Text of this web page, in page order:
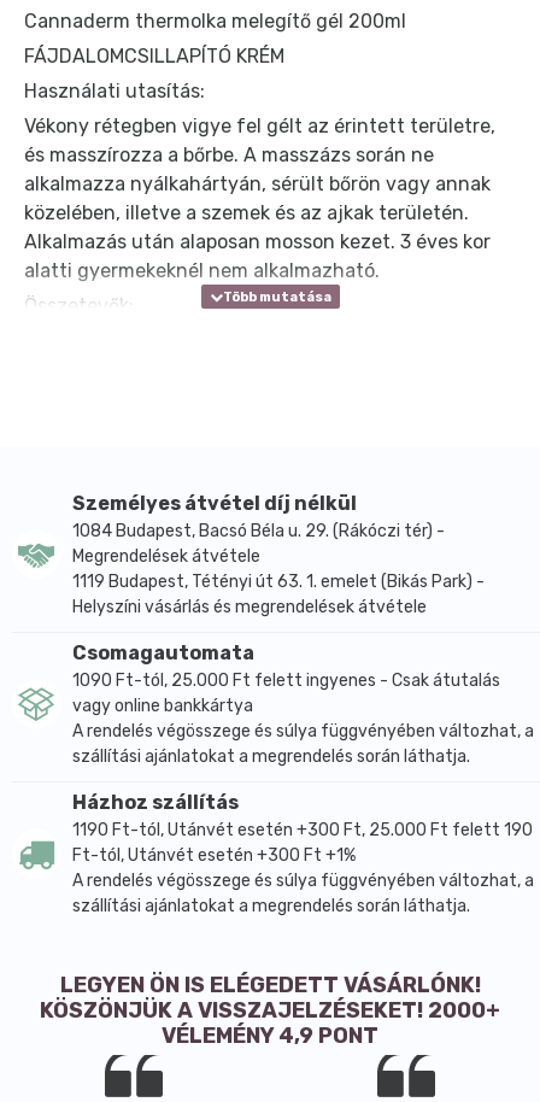
Cannaderm thermolka melegítő gél 200ml
FÁJDALOMCSILLAPÍTÓ KRÉM
Használati utasítás:
Vékony rétegben vigye fel gélt az érintett területre,
és masszírozza a bőrbe. A masszázs során ne
alkalmazza nyálkahártyán, sérült bőrön vagy annak
közelében, illetve a szemek és az ajkak területén.
Alkalmazás után ala­posan mosson kezet. 3 éves kor
alatti gyermekeknél nem alkalmazható.
Összetevők:
Személyes átvétel díj nélkül
1084 Budapest, Bacsó Béla u. 29. (Rákóczi tér) -
Megrendelések átvétele
1119 Budapest, Tétényi út 63. 1. emelet (Bikás Park) -
Helyszíni vásárlás és megrendelések átvétele
Csomagautomata
1090 Ft-tól, 25.000 Ft felett ingyenes - Csak átutalás
vagy online bankkártya
A rendelés végösszege és súlya függvényében változhat, a
szállítási ajánlatokat a megrendelés során láthatja.
Házhoz szállítás
1190 Ft-tól, Utánvét esetén +300 Ft, 25.000 Ft felett 190
Ft-tól, Utánvét esetén +300 Ft +1%
A rendelés végösszege és súlya függvényében változhat, a
szállítási ajánlatokat a megrendelés során láthatja.
LEGYEN ÖN IS ELÉGEDETT VÁSÁRLÓNK!
KÖSZÖNJÜK A VISSZAJELZÉSEKET! 2000+
VÉLEMÉNY 4,9 PONT